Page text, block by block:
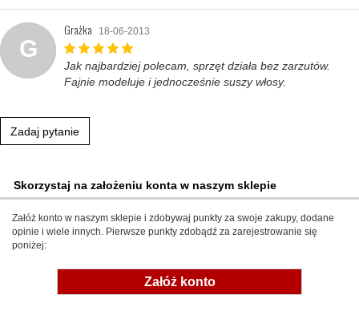
G
Grażka 18-06-2013
Jak najbardziej polecam, sprzęt działa bez zarzutów.
Fajnie modeluje i jednocześnie suszy włosy.
Zadaj pytanie
Skorzystaj na założeniu konta w naszym sklepie
Załóż konto w naszym sklepie i zdobywaj punkty za swoje zakupy, dodane
opinie i wiele innych. Pierwsze punkty zdobądź za zarejestrowanie się
poniżej:
Załóż konto